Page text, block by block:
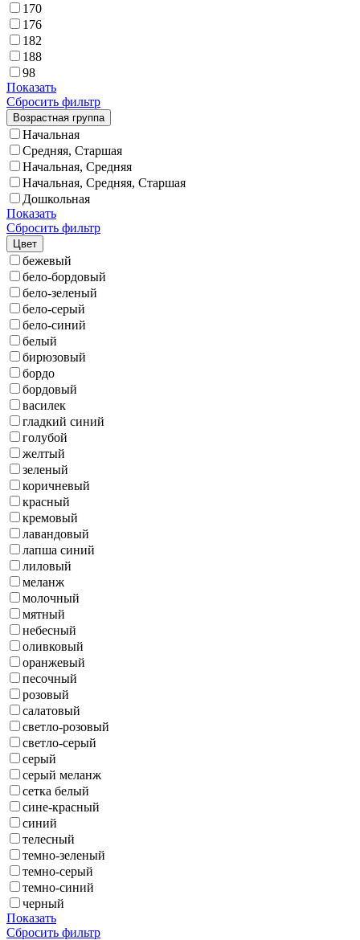
170
176
182
188
98
Показать
Сбросить фильтр
Возрастная группа
Начальная
Средняя, Старшая
Начальная, Средняя
Начальная, Средняя, Старшая
Дошкольная
Показать
Сбросить фильтр
Цвет
бежевый
бело-бордовый
бело-зеленый
бело-серый
бело-синий
белый
бирюзовый
бордо
бордовый
василек
гладкий синий
голубой
желтый
зеленый
коричневый
красный
кремовый
лавандовый
лапша синий
лиловый
меланж
молочный
мятный
небесный
оливковый
оранжевый
песочный
розовый
салатовый
светло-розовый
светло-серый
серый
серый меланж
сетка белый
сине-красный
синий
телесный
темно-зеленый
темно-серый
темно-синий
черный
Показать
Сбросить фильтр